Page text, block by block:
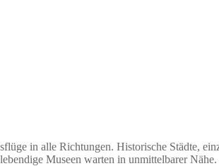
in alle Richtungen. Historische Städte,
Museen warten in unmittelbarer Nähe.